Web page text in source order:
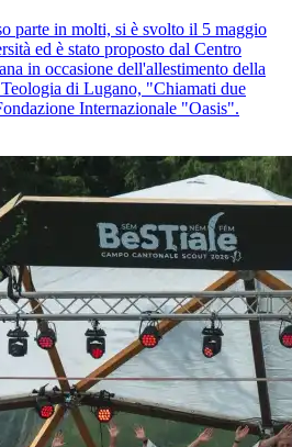
parte in molti, si è svolto il 5 maggio
ed è stato proposto dal Centro
in occasione dell'allestimento della
di Lugano, "Chiamati due
Internazionale "Oasis".